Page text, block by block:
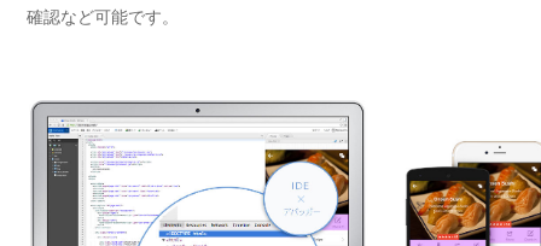
確認など可能です。